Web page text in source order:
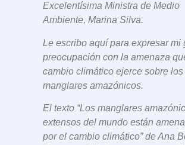
Excelentísima Ministra de Medio
Ambiente, Marina Silva.
Le escribo aquí para expresar mi
preocupación con la amenaza
cambio climático ejerce sobre los
manglares amazónicos.
El texto “Los manglares
extensos del mundo están
por el cambio climático” de Ana